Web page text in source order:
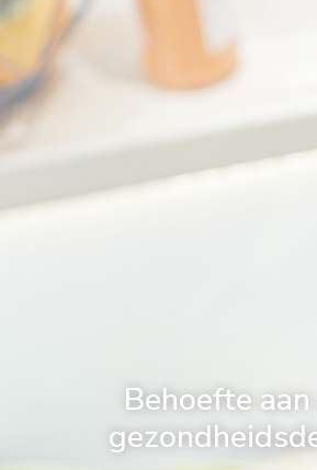
Behoefte aan